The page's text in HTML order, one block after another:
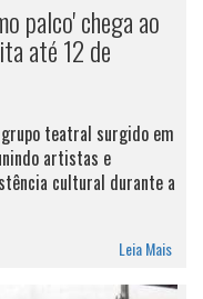
palco' chega ao
até 12 de
teatral surgido em
artistas e
cultural durante a
Leia Mais